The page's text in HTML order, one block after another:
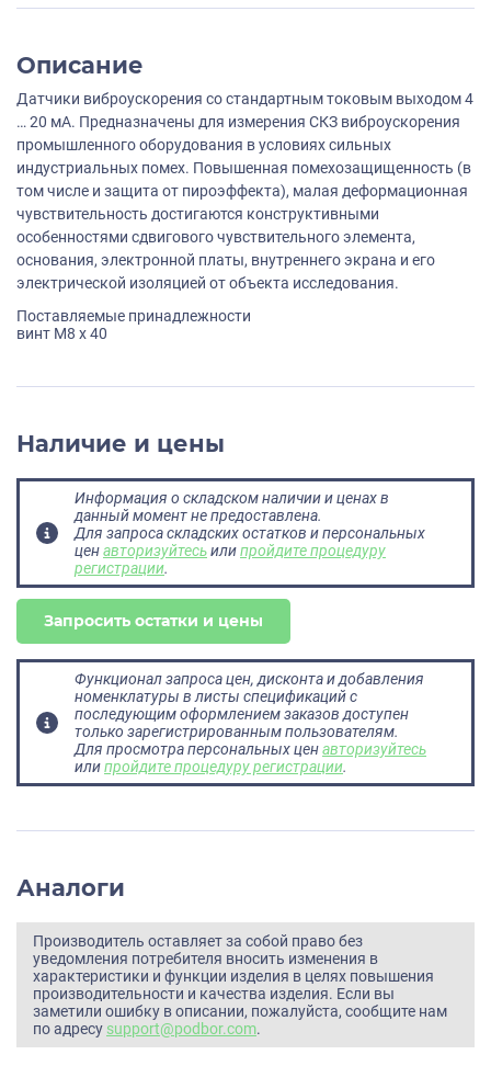
Описание
Датчики виброускорения со стандартным токовым выходом 4
… 20 мА. Предназначены для измерения СКЗ виброускорения
промышленного оборудования в условиях сильных
индустриальных помех. Повышенная помехозащищенность (в
том числе и защита от пироэффекта), малая деформационная
чувствительность достигаются конструктивными
особенностями сдвигового чувствительного элемента,
основания, электронной платы, внутреннего экрана и его
электрической изоляцией от объекта исследования.
Поставляемые принадлежности
винт M8 х 40
Наличие и цены
Информация о складском наличии и ценах в
данный момент не предоставлена.
Для запроса складских остатков и персональных
ценавторизуйтесьилипройдите процедуру
регистрации.
Запросить остатки и цены
Функционал запроса цен, дисконта и добавления
номенклатуры в листы спецификаций с
последующим оформлением заказов доступен
только зарегистрированным пользователям.
Для просмотра персональных ценавторизуйтесь
илипройдите процедуру регистрации.
Аналоги
Производитель оставляет за собой право без
уведомления потребителя вносить изменения в
характеристики и функции изделия в целях повышения
производительности и качества изделия. Если вы
заметили ошибку в описании, пожалуйста, сообщите нам
по адресу support@podbor.com.